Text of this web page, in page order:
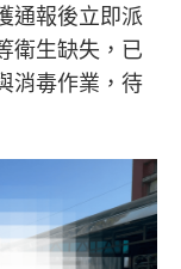
通報後立即派
衛生缺失，已
消毒作業，待